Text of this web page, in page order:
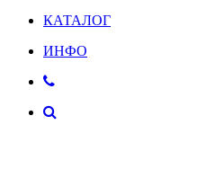
КАТАЛОГ
ИНФО